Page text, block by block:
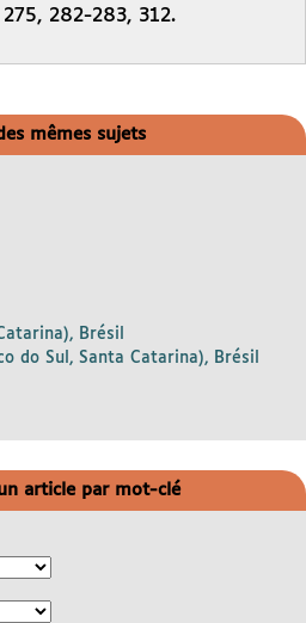
282-283, 312.
mêmes sujets
Brésil
do Sul, Santa Catarina), Brésil
article par mot-clé